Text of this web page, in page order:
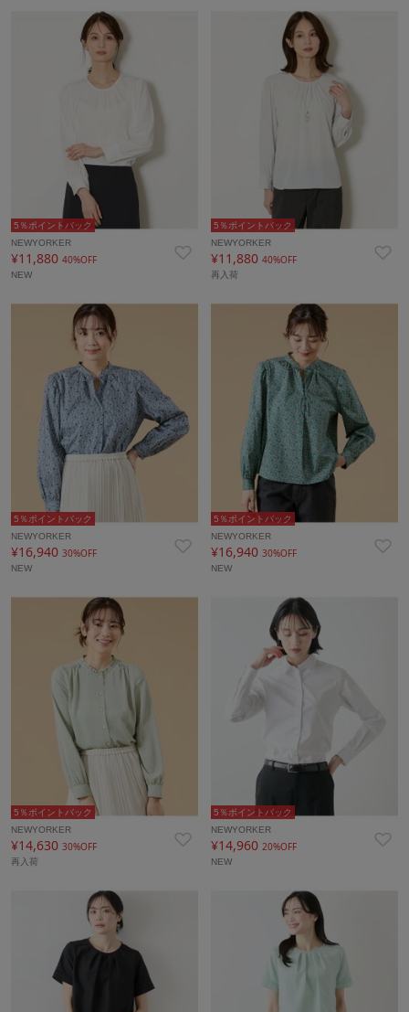
5％ポイントバック
NEWYORKER
¥11,880 40%OFF
NEW
5％ポイントバック
NEWYORKER
¥11,88040%OFF
再入荷
5％ポイントバック
NEWYORKER
¥16,940 30%OFF
NEW
5％ポイントバック
NEWYORKER
¥16,94030%OFF
NEW
5％ポイントバック
NEWYORKER
¥14,630 30%OFF
再入荷
5％ポイントバック
NEWYORKER
¥14,96020%OFF
NEW